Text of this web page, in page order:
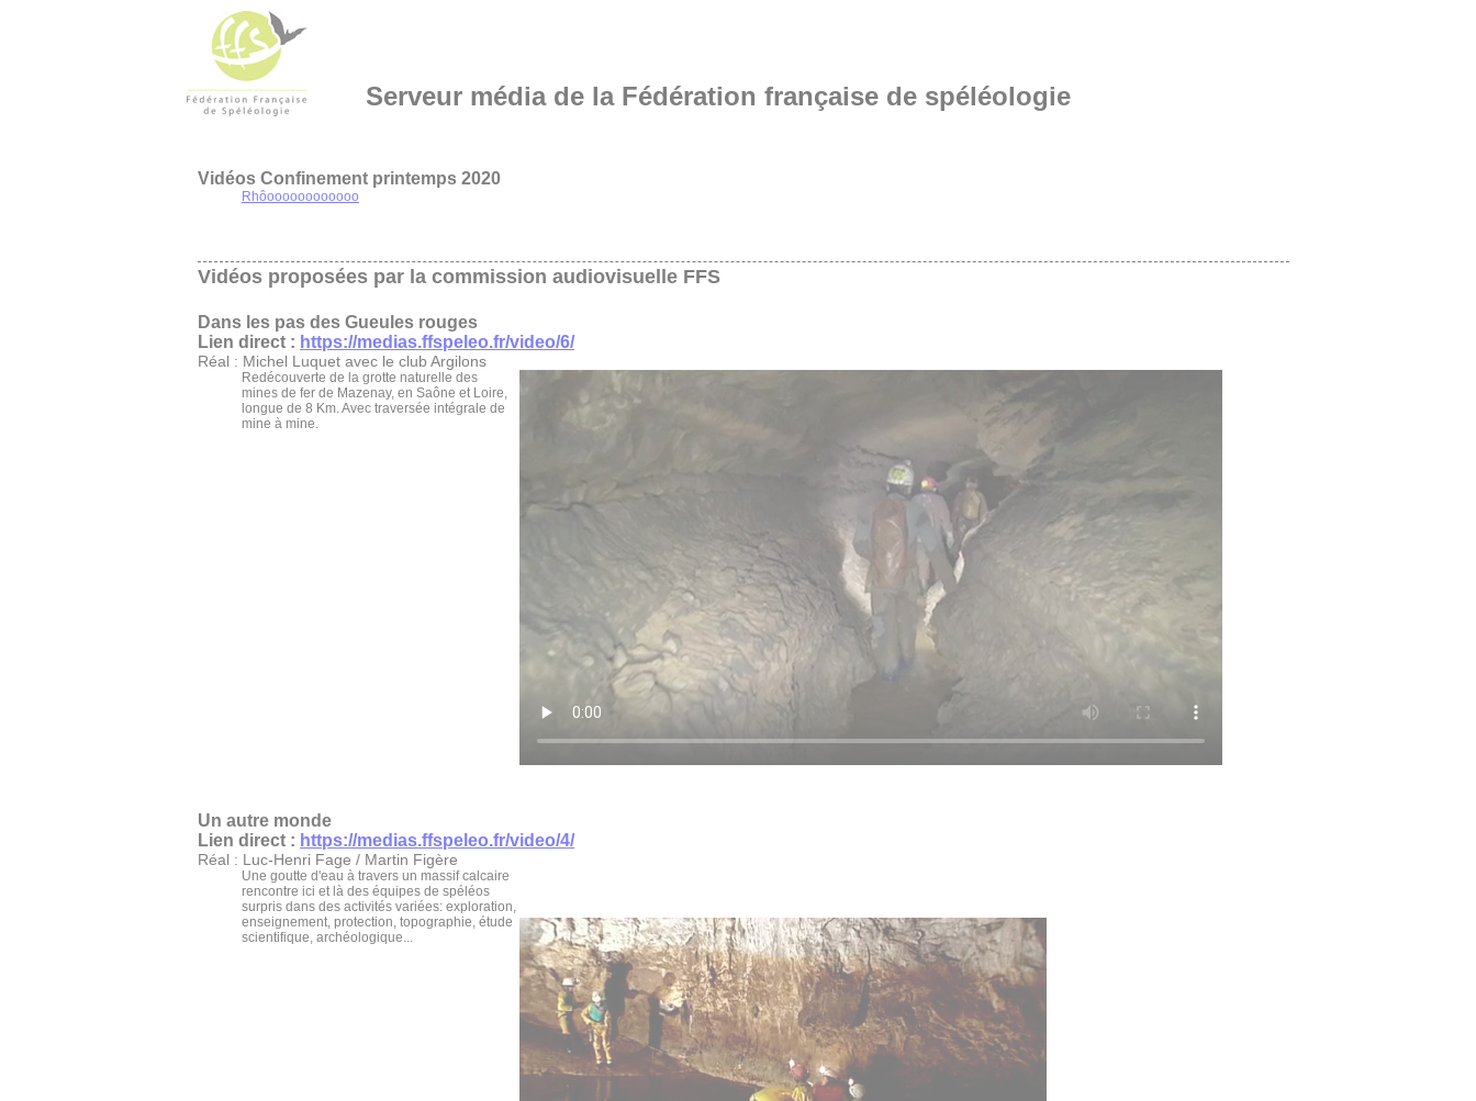
Serveur média de la Fédération française de spéléologie
Vidéos Confinement printemps 2020
Rhôoooooooooooo
Vidéos proposées par la commission audiovisuelle FFS
Dans les pas des Gueules rouges
Lien direct : https://medias.ffspeleo.fr/video/6/
Réal : Michel Luquet avec le club Argilons
Redécouverte de la grotte naturelle des
mines de fer de Mazenay, en Saône et Loire,
longue de 8 Km. Avec traversée intégrale de
mine à mine.
Un autre monde
Lien direct : https://medias.ffspeleo.fr/video/4/
Réal : Luc-Henri Fage / Martin Figère
Une goutte d'eau à travers un massif calcaire
rencontre ici et là des équipes de spéléos
surpris dans des activités variées: exploration,
enseignement, protection, topographie, étude
scientifique, archéologique...